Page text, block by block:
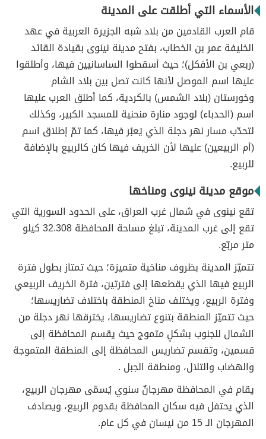
الأسماء التي أطلقت على المدينة
قام العرب القادمين من بلاد شبه الجزيرة العربية في عهد
الخليفة عمر بن الخطاب، بفتح مدينة نينوى بقيادة القائد
(ربعي بن الأفكل)؛ حيث أسقطوا الساسانيين فيها، وأطلقوا
عليها اسم الموصل لأنها كانت تصل بين بلاد الشام
وخورستان (بلاد الشمس) بالكردية، كما أطلق العرب عليها
اسم (الحدباء) لوجود منارة منحنية للمسجد الكبير، وكذلك
لتحدّب مسار نهر دجلة الذي يَعبُر فيها، كما تمّ إطلاق اسم
(أم الربيعين) عليها لأن الخريف فيها كان كالربيع بالإضافة
للربيع.
موقع مدينة نينوى ومناخها
تقع نينوى في شمال غرب العراق، على الحدود السورية التي
تقع إلى غرب المدينة، تبلغ مساحة المحافظة 32.308 كيلو
متر مربّع.
تتميّز المدينة بظروف مناخية متميزة؛ حيث تمتاز بطول فترة
الربيع فيها الذي يقطعها إلى فترتين، فترة الخريف الربيعي
وفترة الربيع، ويختلف مناخ المنطقة باختلاف تضاريسها؛
حيث تتميّز المنطقة بتنوع تضاريسها، يخترقها نهر دجلة من
الشمال للجنوب بشكلٍ متموج حيث يقسم المحافظة إلى
قسمين، وتقسم تضاريس المحافظة إلى المنطقة المتموجة
والهضاب والتلال، ومنطقة الجبل .
يقام في المحافظة مهرجانٌ سنوي يُسمّى مهرجان الربيع،
الذي يحتفل فيه سكان المحافظة بقدوم الربيع، ويصادف
المهرجان الـ 15 من نيسان في كل عام.